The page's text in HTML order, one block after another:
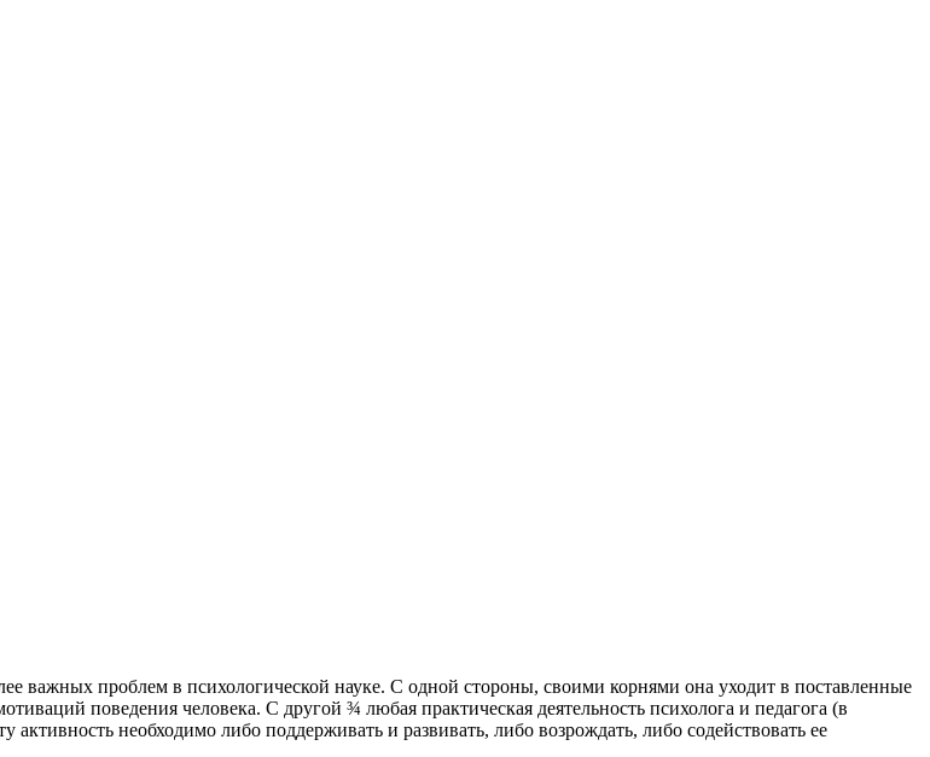
важных проблем в психологической науке. С одной стороны, своими корнями она уходит в поставленные
поведения человека. С другой ¾ любая практическая деятельность психолога и педагога (в
необходимо либо поддерживать и развивать, либо возрождать, либо содействовать ее